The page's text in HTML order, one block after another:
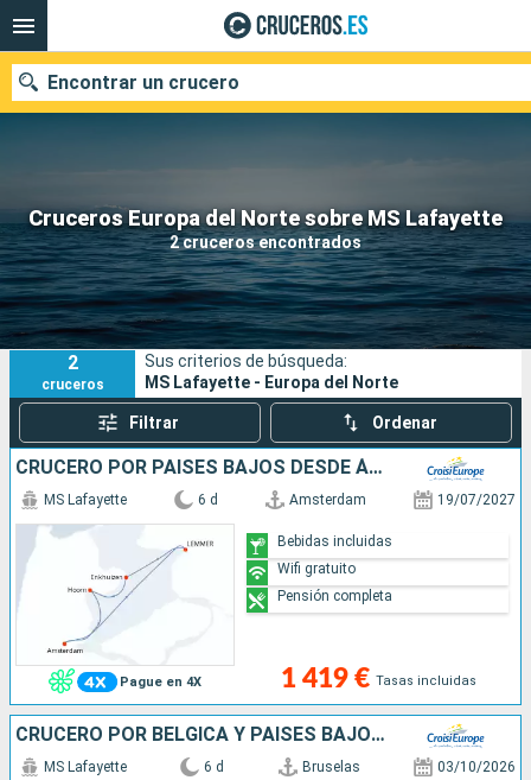
Cruceros Europa del Norte sobre MS Lafayette
2 cruceros encontrados
Encontrar un crucero
Nuestros destinos
Fecha de salida
Puertos Compañías
Buscar
2
cruceros
Sus criterios de búsqueda:
MS Lafayette - Europa del Norte
Filtrar Ordenar
CRUCERO POR PAÍSES BAJOS DESDE ÁMSTERDAM (FORMULA PUERTO/PUERTO)
Pague en 4X
MS Lafayette 6 d Amsterdam 19/07/2027
1 419 € Tasas incluidas
Bebidas incluidas
Wifi gratuito
Pensión completa
CRUCERO POR BÉLGICA Y PAÍSES BAJOS (FORMULA PUERTO/PUERTO)
MS Lafayette 6 d Bruselas 03/10/2026